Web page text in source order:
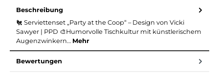
Beschreibung
🐔 Serviettenset „Party at the Coop“ – Design von Vicki
Sawyer | PPD 🎨Humorvolle Tischkultur mit künstlerischem
Augenzwinkern… Mehr
Bewertungen